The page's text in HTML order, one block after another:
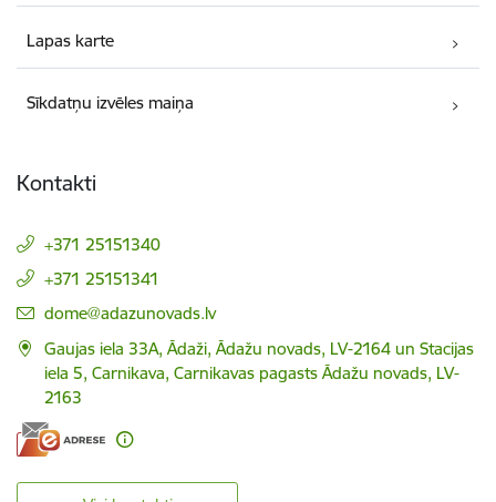
Lapas karte
Sīkdatņu izvēles maiņa
Kontakti
+371 25151340
+371 25151341
E-pasts:
dome@adazunovads.lv
Gaujas iela 33A, Ādaži, Ādažu novads, LV-2164 un Stacijas
iela 5, Carnikava, Carnikavas pagasts Ādažu novads, LV-
2163